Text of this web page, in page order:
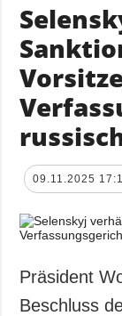
09.11.2025
Präsident
Beschluss